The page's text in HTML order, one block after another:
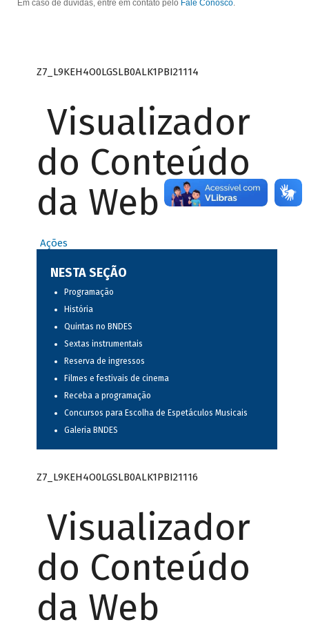
Em caso de dúvidas, entre em contato pelo Fale Conosco.
Z7_L9KEH4O0LGSLB0ALK1PBI21114
Visualizador
do Conteúdo
da Web
Ações
NESTA SEÇÃO
Programação
História
Quintas no BNDES
Sextas instrumentais
Reserva de ingressos
Filmes e festivais de cinema
Receba a programação
Concursos para Escolha de Espetáculos Musicais
Galeria BNDES
Z7_L9KEH4O0LGSLB0ALK1PBI21116
Visualizador
do Conteúdo
da Web